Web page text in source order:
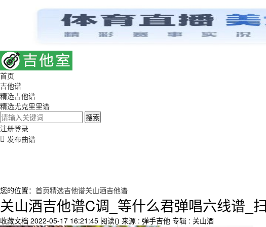
首页
吉他谱
精选吉他谱
精选尤克里里谱
搜索
注册登录
发布曲谱
您的位置： 首页精选吉他谱关山酒吉他谱
关山酒吉他谱C调_等什么君弹唱六线谱_
收藏文档 2022-05-17 16:21:45 阅读() 来源 : 弹手吉他 专辑 : 关山酒